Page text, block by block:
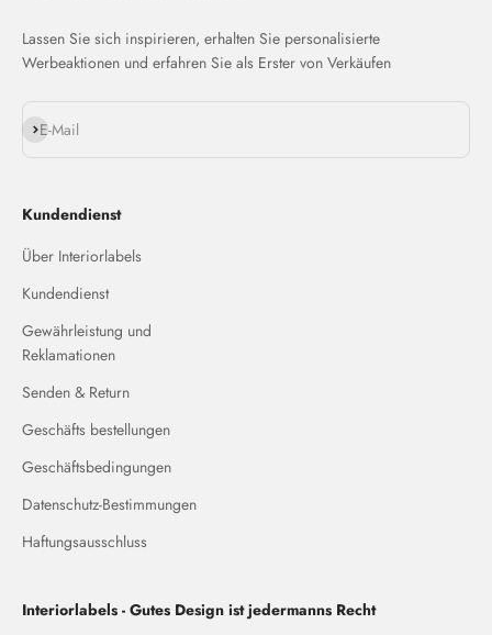
Lassen Sie sich inspirieren, erhalten Sie personalisierte
Werbeaktionen und erfahren Sie als Erster von Verkäufen
E-Mail
Abonnieren
Kundendienst
Über Interiorlabels
Kundendienst
Gewährleistung und
Reklamationen
Senden & Return
Geschäfts bestellungen
Geschäftsbedingungen
Datenschutz-Bestimmungen
Haftungsausschluss
Interiorlabels - Gutes Design ist jedermanns Recht